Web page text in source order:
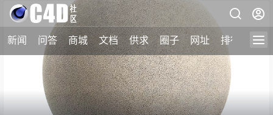
新闻 问答 商城 文档 供求 圈子 网址 排行榜